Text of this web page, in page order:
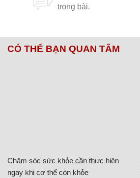
CÓ THỂ BẠN QUAN TÂM
Chăm sóc sức khỏe cần thực hiện
ngay khi cơ thể còn khỏe